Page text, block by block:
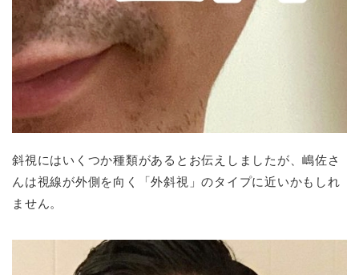
斜視にはいくつか種類があるとお伝えしましたが、嶋佐さ
んは視線が外側を向く「外斜視」のタイプに近いかもしれ
ません。